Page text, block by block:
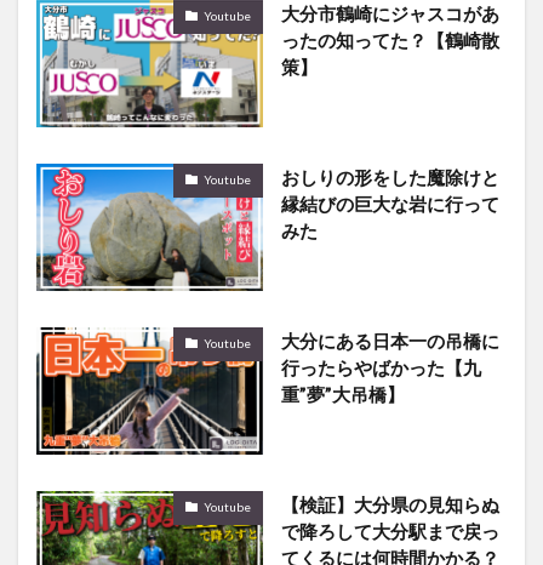
Youtube
大分市鶴崎にジャスコがあ
ったの知ってた？【鶴崎散
策】
Youtube
おしりの形をした魔除けと
縁結びの巨大な岩に行って
みた
Youtube
大分にある日本一の吊橋に
行ったらやばかった【九
重”夢”大吊橋】
Youtube
【検証】大分県の見知らぬ
で降ろして大分駅まで戻っ
てくるには何時間かかる？